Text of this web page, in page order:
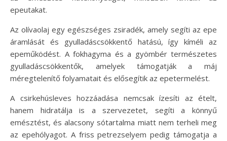
epeutakat.
Az olívaolaj egy egészséges zsiradék, amely segíti az epe
áramlását és gyulladáscsökkentő hatású, így kíméli az
epeműködést. A fokhagyma és a gyömbér természetes
gyulladáscsökkentők, amelyek támogatják a máj
méregtelenítő folyamatait és elősegítik az epetermelést.
A csirkehúsleves hozzáadása nemcsak ízesíti az ételt,
hanem hidratálja is a szervezetet, segíti a könnyű
emésztést, és alacsony sótartalma miatt nem terheli meg
az epehólyagot. A friss petrezselyem pedig támogatja a